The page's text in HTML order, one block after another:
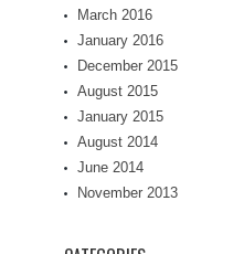
March 2016
January 2016
December 2015
August 2015
January 2015
August 2014
June 2014
November 2013